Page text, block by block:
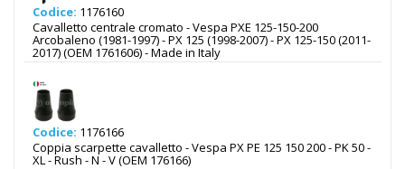
Codice: 1176160
Cavalletto centrale cromato - Vespa PXE 125-150-200
Arcobaleno (1981-1997) - PX 125 (1998-2007) - PX 125-150 (2011-
2017) (OEM 1761606) - Made in Italy
Codice: 1176166
Coppia scarpette cavalletto - Vespa PX PE 125 150 200 - PK 50 -
XL - Rush - N - V (OEM 176166)